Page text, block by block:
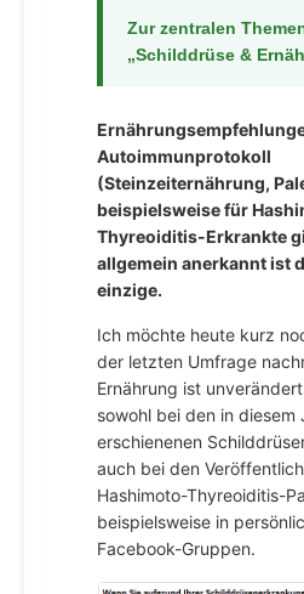
Zur zentralen
„Schilddrüse &
Autoimmunprotokoll
(Steinzeiternährung,
beispielsweise für
Thyreoiditis-Erkrankte
allgemein anerkannt ist
einzige.
Ich möchte heute kurz
der letzten Umfrage
Ernährung ist
sowohl bei den in diesem
erschienenen
auch bei den
Hashimoto-Thyreoiditis-
beispielsweise in
Facebook-Gruppen.